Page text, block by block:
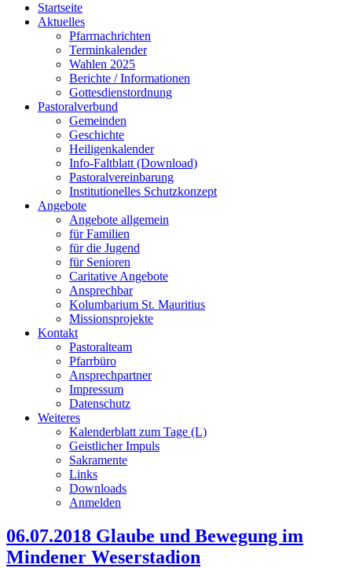
Startseite
Aktuelles
Pfarrnachrichten
Terminkalender
Wahlen 2025
Berichte / Informationen
Gottesdienstordnung
Pastoralverbund
Gemeinden
Geschichte
Heiligenkalender
Info-Faltblatt (Download)
Pastoralvereinbarung
Institutionelles Schutzkonzept
Angebote
Angebote allgemein
für Familien
für die Jugend
für Senioren
Caritative Angebote
Ansprechbar
Kolumbarium St. Mauritius
Missionsprojekte
Kontakt
Pastoralteam
Pfarrbüro
Ansprechpartner
Impressum
Datenschutz
Weiteres
Kalenderblatt zum Tage (L)
Geistlicher Impuls
Sakramente
Links
Downloads
Anmelden
06.07.2018 Glaube und Bewegung im
Mindener Weserstadion